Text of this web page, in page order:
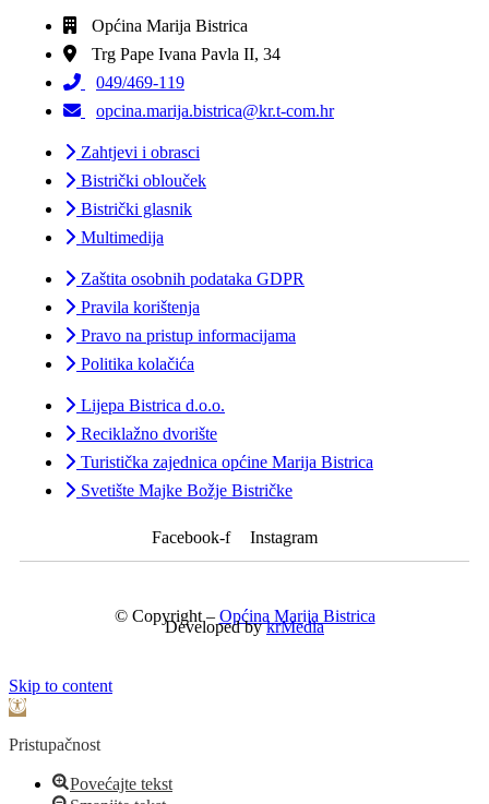
Općina Marija Bistrica
Trg Pape Ivana Pavla II, 34
049/469-119
opcina.marija.bistrica@kr.t-com.hr
Zahtjevi i obrasci
Bistrički oblouček
Bistrički glasnik
Multimedija
Zaštita osobnih podataka GDPR
Pravila korištenja
Pravo na pristup informacijama
Politika kolačića
Lijepa Bistrica d.o.o.
Reciklažno dvorište
Turistička zajednica općine Marija Bistrica
Svetište Majke Božje Bistričke
Facebook-f Instagram
© Copyright – Općina Marija Bistrica
Developed bykrMedia
Skip to content
Open toolbar
Pristupačnost
Povećajte tekst